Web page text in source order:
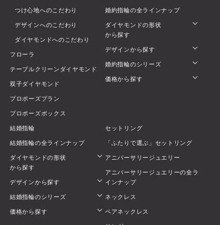
つけ心地へのこだわり
デザインへのこだわり
ダイヤモンドへのこだわり
フローラ
テーブルクリーンダイヤモンド
双子ダイヤモンド
プロポーズプラン
プロポーズボックス
婚約指輪の全ラインナップ
ダイヤモンドの形状
から探す
デザインから探す
婚約指輪のシリーズ
価格から探す
結婚指輪
結婚指輪の全ラインナップ
ダイヤモンドの形状
から探す
デザインから探す
結婚指輪のシリーズ
価格から探す
セットリング
「ふたりで選ぶ」セットリング
アニバーサリージュエリー
アニバーサリージュエリーの全ラ
インナップ
ネックレス
ペアネックレス